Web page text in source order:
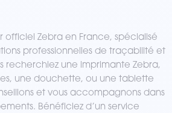
officiel Zebra en France, spécialisé
professionnelles de traçabilité et
recherchiez une imprimante Zebra,
une douchette, ou une tablette
et vous accompagnons dans
Bénéficiez d’un service